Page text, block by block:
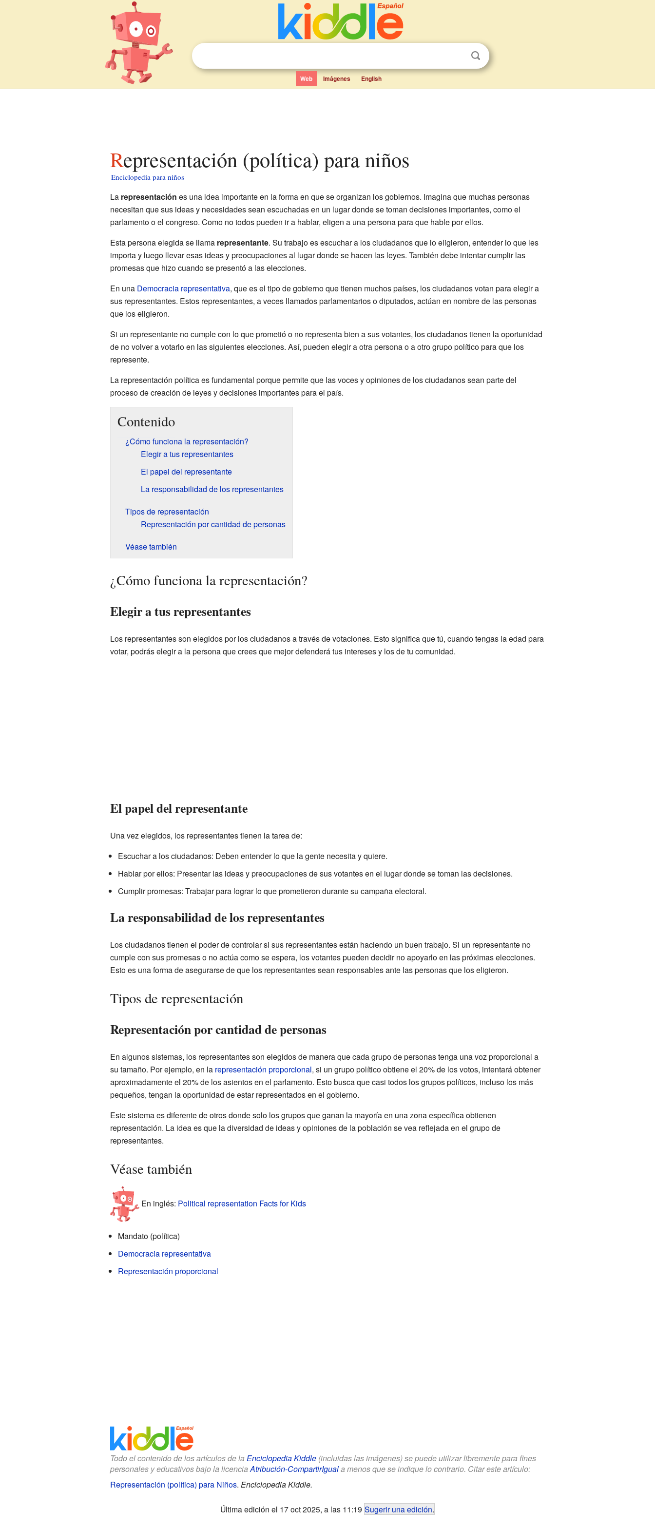
Web Imágenes English
Representación (política) para niños
Enciclopedia para niños
La representación es una idea importante en la forma en que se organizan los gobiernos. Imagina que muchas personas
necesitan que sus ideas y necesidades sean escuchadas en un lugar donde se toman decisiones importantes, como el
parlamento o el congreso. Como no todos pueden ir a hablar, eligen a una persona para que hable por ellos.
Esta persona elegida se llama representante. Su trabajo es escuchar a los ciudadanos que lo eligieron, entender lo que les
importa y luego llevar esas ideas y preocupaciones al lugar donde se hacen las leyes. También debe intentar cumplir las
promesas que hizo cuando se presentó a las elecciones.
En una Democracia representativa, que es el tipo de gobierno que tienen muchos países, los ciudadanos votan para elegir a
sus representantes. Estos representantes, a veces llamados parlamentarios o diputados, actúan en nombre de las personas
que los eligieron.
Si un representante no cumple con lo que prometió o no representa bien a sus votantes, los ciudadanos tienen la oportunidad
de no volver a votarlo en las siguientes elecciones. Así, pueden elegir a otra persona o a otro grupo político para que los
represente.
La representación política es fundamental porque permite que las voces y opiniones de los ciudadanos sean parte del
proceso de creación de leyes y decisiones importantes para el país.
Contenido
¿Cómo funciona la representación?
Elegir a tus representantes
El papel del representante
La responsabilidad de los representantes
Tipos de representación
Representación por cantidad de personas
Véase también
¿Cómo funciona la representación?
Elegir a tus representantes
Los representantes son elegidos por los ciudadanos a través de votaciones. Esto significa que tú, cuando tengas la edad para
votar, podrás elegir a la persona que crees que mejor defenderá tus intereses y los de tu comunidad.
El papel del representante
Una vez elegidos, los representantes tienen la tarea de:
Escuchar a los ciudadanos: Deben entender lo que la gente necesita y quiere.
Hablar por ellos: Presentar las ideas y preocupaciones de sus votantes en el lugar donde se toman las decisiones.
Cumplir promesas: Trabajar para lograr lo que prometieron durante su campaña electoral.
La responsabilidad de los representantes
Los ciudadanos tienen el poder de controlar si sus representantes están haciendo un buen trabajo. Si un representante no
cumple con sus promesas o no actúa como se espera, los votantes pueden decidir no apoyarlo en las próximas elecciones.
Esto es una forma de asegurarse de que los representantes sean responsables ante las personas que los eligieron.
Tipos de representación
Representación por cantidad de personas
En algunos sistemas, los representantes son elegidos de manera que cada grupo de personas tenga una voz proporcional a
su tamaño. Por ejemplo, en la representación proporcional, si un grupo político obtiene el 20% de los votos, intentará obtener
aproximadamente el 20% de los asientos en el parlamento. Esto busca que casi todos los grupos políticos, incluso los más
pequeños, tengan la oportunidad de estar representados en el gobierno.
Este sistema es diferente de otros donde solo los grupos que ganan la mayoría en una zona específica obtienen
representación. La idea es que la diversidad de ideas y opiniones de la población se vea reflejada en el grupo de
representantes.
Véase también
En inglés: Political representation Facts for Kids
Mandato (política)
Democracia representativa
Representación proporcional
Todo el contenido de los artículos de la Enciclopedia Kiddle(incluidas las imágenes) se puede utilizar libremente para fines
personales y educativos bajo la licenciaAtribución-CompartirIguala menos que se indique lo contrario. Citar este artículo:
Representación (política) para Niños. Enciclopedia Kiddle.
Última edición el 17 oct 2025, a las 11:19 Sugerir una edición.